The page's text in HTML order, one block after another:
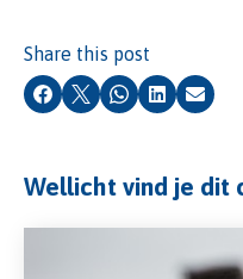
Share this post
Facebook
X Whatsapp
LinkedIn
Email
Wellicht vind je dit